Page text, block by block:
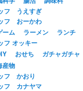
フ うえすぎ
フ おーかわ
ーム
ラーメン ランチ
フ オッキー
おせち ガチャガチャ
産物
フ かおり
フ カナヤマ